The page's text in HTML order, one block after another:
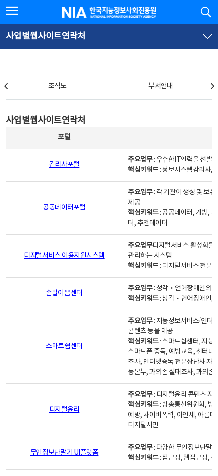
문
로
가
체
뉴
바
가
한국지능정보사회진흥원
사업별웹사이트연락처
조직도 부서안내
사업별웹사이트연락처
포털
감리사포털
주요업무: 우수한IT인력을 선발
핵심키워드: 정보시스템감리사,
공공데이터포털
주요업무: 각 기관이 생성 및 보
제공
핵심키워드: 공공데이터, 개방,
터, 추천데이터
디지털서비스 이용지원시스템
주요업무디지털서비스 활성화를
관리하는 시스템
핵심키워드: 디지털서비스 전문
손말이음센터
주요업무: 청각‧언어장애인의
핵심키워드: 청각‧언어장애인,
스마트쉼센터
주요업무: 지능정보서비스(인터
콘텐츠 등을 제공
핵심키워드: 스마트쉼센터, 지능
스마트폰 중독, 예방교육, 센터내
조사, 인터넷중독 전문상담사 자
동본부, 과의존 실태조사, 과의존
디지털윤리
주요업무: 디지털윤리 콘텐츠 지
핵심키워드: 방송통신위원회, 방
예방, 사이버폭력, 아인세, 아름
디지털시민
무인정보단말기 UI플랫폼
주요업무: 다양한 무인정보단말
핵심키워드: 접근성, 웹접근성,